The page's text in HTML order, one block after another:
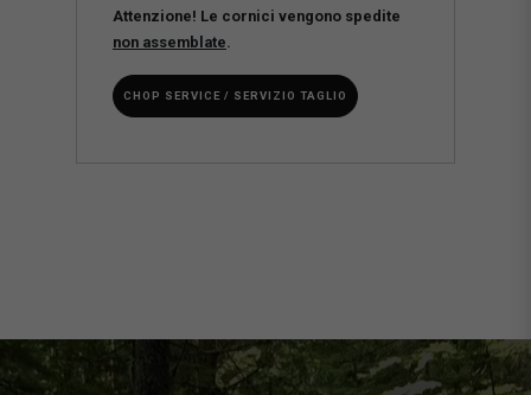
Attenzione! Le cornici vengono spedite
non assemblate
CHOP SERVICE / SERVIZIO TAGLIO